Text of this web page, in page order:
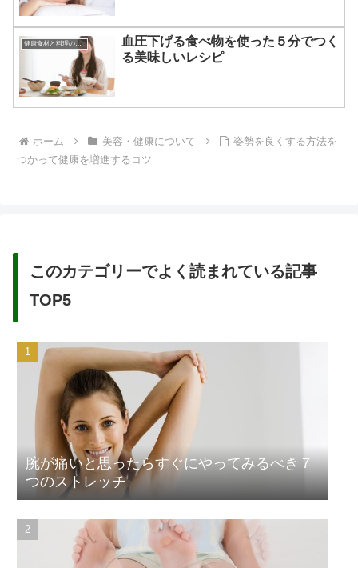
健康食材と料理のレシピ
血圧下げる食べ物を使った５分でつく
る美味しいレシピ
ホーム 美容・健康について
姿勢を良くする方法を
つかって健康を増進するコツ
このカテゴリーでよく読まれている記事
TOP5
腕が痛いと思ったらすぐにやってみるべき７
つのストレッチ